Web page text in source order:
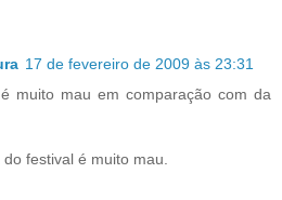
17 de fevereiro de 2009 às 23:31
muito mau em comparação com da
festival é muito mau.